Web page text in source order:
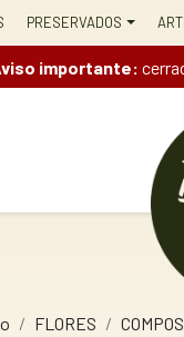
PRESERVADOS
importante:
FLORES